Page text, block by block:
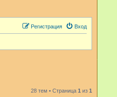
Вход
Регистрация
28 тем • Страница 1 из 1